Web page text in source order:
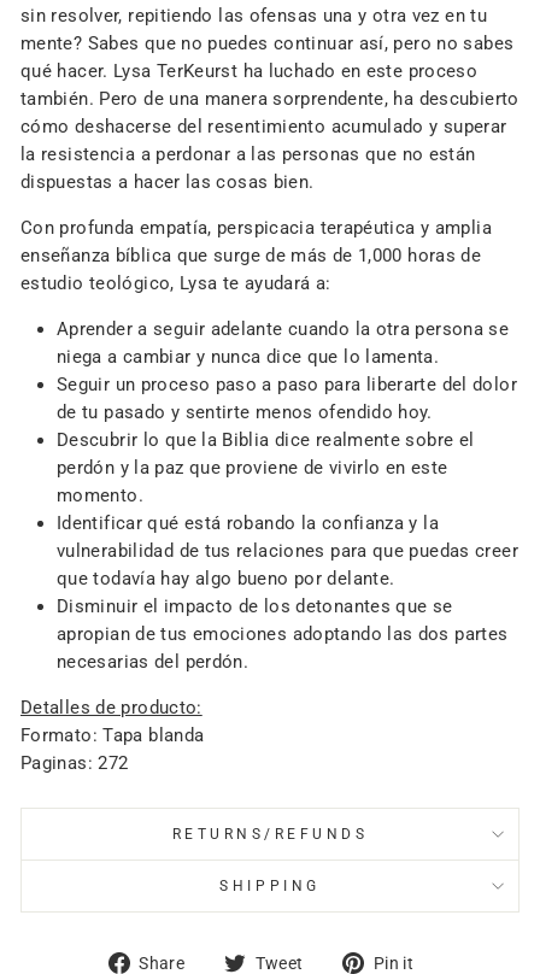
sin resolver, repitiendo las ofensas una y otra vez en tu
mente? Sabes que no puedes continuar así, pero no sabes
qué hacer. Lysa TerKeurst ha luchado en este proceso
también. Pero de una manera sorprendente, ha descubierto
cómo deshacerse del resentimiento acumulado y superar
la resistencia a perdonar a las personas que no están
dispuestas a hacer las cosas bien.
Con profunda empatía, perspicacia terapéutica y amplia
enseñanza bíblica que surge de más de 1,000 horas de
estudio teológico, Lysa te ayudará a:
Aprender a seguir adelante cuando la otra persona se
niega a cambiar y nunca dice que lo lamenta.
Seguir un proceso paso a paso para liberarte del dolor
de tu pasado y sentirte menos ofendido hoy.
Descubrir lo que la Biblia dice realmente sobre el
perdón y la paz que proviene de vivirlo en este
momento.
Identificar qué está robando la confianza y la
vulnerabilidad de tus relaciones para que puedas creer
que todavía hay algo bueno por delante.
Disminuir el impacto de los detonantes que se
apropian de tus emociones adoptando las dos partes
necesarias del perdón.
Detalles de producto:
Formato: Tapa blanda
Paginas: 272
RETURNS/REFUNDS
SHIPPING
Share
Share Tweet
Tweet Pin it